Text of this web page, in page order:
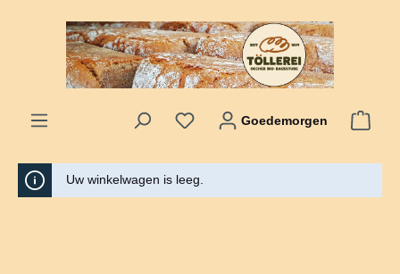
Goedemorgen
Uw winkelwagen is leeg.